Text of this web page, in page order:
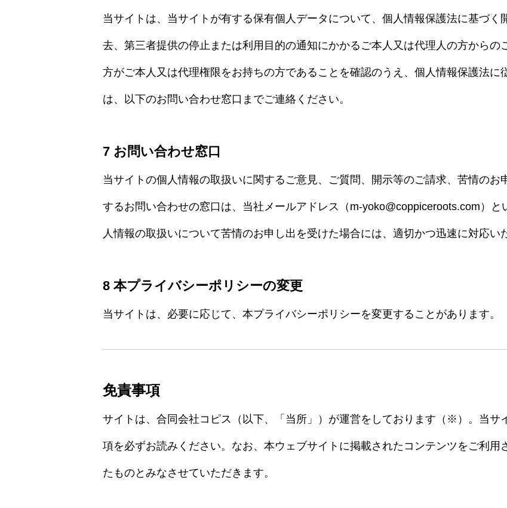
当サイトは、当サイトが有する保有個人データについて、個人情報保護法に基づく
去、第三者提供の停止または利用目的の通知にかかるご本人又は代理人の方からの
方がご本人又は代理権限をお持ちの方であることを確認のうえ、個人情報保護法に
は、以下のお問い合わせ窓口までご連絡ください。
7 お問い合わせ窓口
当サイトの個人情報の取扱いに関するご意見、ご質問、開示等のご請求、苦情のお
するお問い合わせの窓口は、当社メールアドレス（m-yoko@coppiceroots.com）
人情報の取扱いについて苦情のお申し出を受けた場合には、適切かつ迅速に対応い
8 本プライバシーポリシーの変更
当サイトは、必要に応じて、本プライバシーポリシーを変更することがあります。
免責事項
サイトは、合同会社コピス（以下、「当所」）が運営をしております（※）。当サ
項を必ずお読みください。なお、本ウェブサイトに掲載されたコンテンツをご利用
たものとみなさせていただきます。
TEL:080-3437-5027